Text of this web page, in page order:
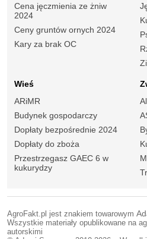
Cena jęczmienia ze żniw
2024
Ceny gruntów ornych 2024
Kary za brak OC
Wieś
ARiMR
Budynek gospodarczy
Dopłaty bezpośrednie 2024
Dopłaty do zboża
Przestrzegasz GAEC 6 w
kukurydzy
AgroFakt.pl jest znakiem towarowym
Wszystkie materiały opublikowane na
autorskimi